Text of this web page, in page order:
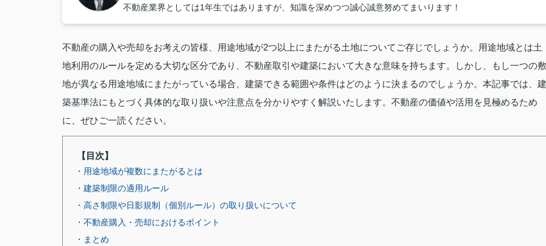
不動産業界としては1年生ではありますが、知識を深めつつ誠心誠意努めてまいります！
不動産の購入や売却をお考えの皆様、用途地域が2つ以上にまたがる土地についてご存じでしょうか。用途地域とは土
地利用のルールを定める大切な区分であり、不動産取引や建築において大きな意味を持ちます。しかし、もし一つの敷
地が異なる用途地域にまたがっている場合、建築できる範囲や条件はどのように決まるのでしょうか。本記事では、建
築基準法にもとづく具体的な取り扱いや注意点を分かりやすく解説いたします。不動産の価値や活用を見極めるため
に、ぜひご一読ください。
【目次】
・用途地域が複数にまたがるとは
・建築制限の適用ルール
・高さ制限や日影規制（個別ルール）の取り扱いについて
・不動産購入・売却におけるポイント
・まとめ